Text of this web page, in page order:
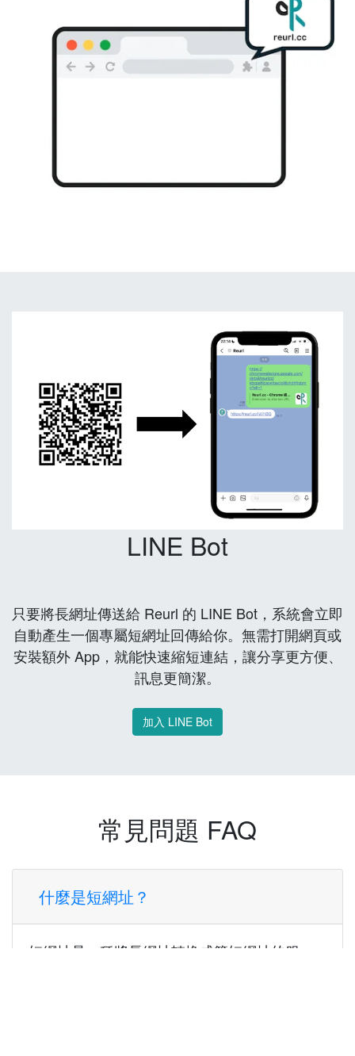
LINE Bot
只要將長網址傳送給 Reurl 的 LINE Bot，系統會立即
自動產生一個專屬短網址回傳給你。無需打開網頁或
安裝額外 App，就能快速縮短連結，讓分享更方便、
訊息更簡潔。
加入 LINE Bot
常見問題 FAQ
什麼是短網址？
短網址是一種將長網址轉換成簡短網址的服